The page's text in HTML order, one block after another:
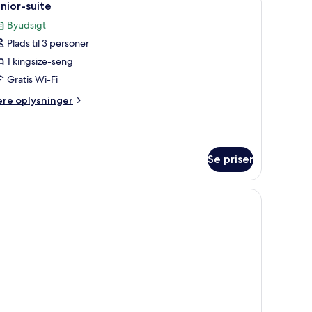
2 suite
Byudsigt
Plads til 3 personer
1 kingsize-seng
Gratis Wi-Fi
oplysninger
Se priser